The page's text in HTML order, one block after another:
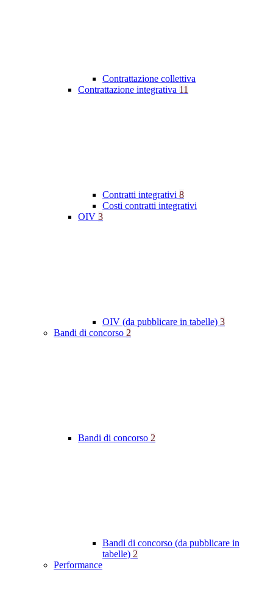
Contrattazione collettiva
Contrattazione integrativa 11
Contratti integrativi 8
Costi contratti integrativi
OIV 3
OIV (da pubblicare in tabelle) 3
Bandi di concorso 2
Bandi di concorso 2
Bandi di concorso (da pubblicare in
tabelle) 2
Performance